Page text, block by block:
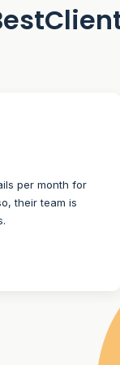
per month for
their team is